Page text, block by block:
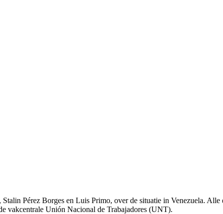
Pérez Borges en Luis Primo, over de situatie in Venezuela.
vakcentrale Unión Nacional de Trabajadores (UNT).